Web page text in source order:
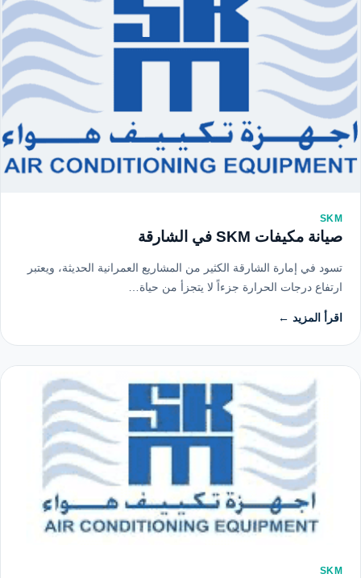
SKM
صيانة مكيفات SKM في الشارقة
تسود في إمارة الشارقة الكثير من المشاريع العمرانية الحديثة، ويعتبر
ارتفاع درجات الحرارة جزءاً لا يتجزأ من حياة…
اقرأ المزيد ←
SKM